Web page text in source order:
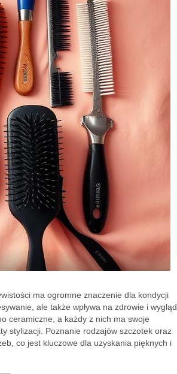
ma ogromne znaczenie dla kondycji
ale także wpływa na zdrowie i wygląd
ceramiczne, a każdy z nich ma swoje
stylizacji. Poznanie rodzajów szczotek oraz
co jest kluczowe dla uzyskania pięknych i